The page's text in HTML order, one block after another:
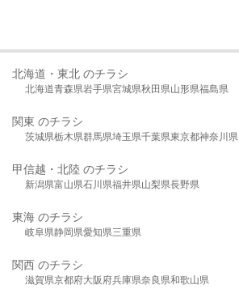
北海道・東北 のチラシ
北海道青森県岩手県宮城県秋田県山形県福島県
関東 のチラシ
茨城県栃木県群馬県埼玉県千葉県東京都神奈川県
甲信越・北陸 のチラシ
新潟県富山県石川県福井県山梨県長野県
東海 のチラシ
岐阜県静岡県愛知県三重県
関西 のチラシ
滋賀県京都府大阪府兵庫県奈良県和歌山県